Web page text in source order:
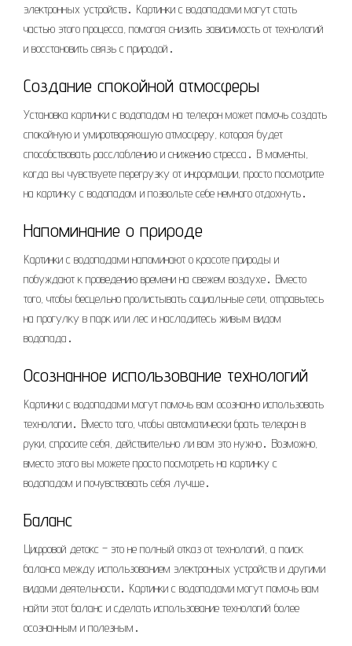
электронных устройств․ Картинки с водопадами могут стать
частью этого процесса, помогая снизить зависимость от технологий
и восстановить связь с природой․
Создание спокойной атмосферы
Установка картинки с водопадом на телефон может помочь создать
спокойную и умиротворяющую атмосферу, которая будет
способствовать расслаблению и снижению стресса․ В моменты,
когда вы чувствуете перегрузку от информации, просто посмотрите
на картинку с водопадом и позвольте себе немного отдохнуть․
Напоминание о природе
Картинки с водопадами напоминают о красоте природы и
побуждают к проведению времени на свежем воздухе․ Вместо
того, чтобы бесцельно пролистывать социальные сети, отправьтесь
на прогулку в парк или лес и насладитесь живым видом
водопада․
Осознанное использование технологий
Картинки с водопадами могут помочь вам осознанно использовать
технологии․ Вместо того, чтобы автоматически брать телефон в
руки, спросите себя, действительно ли вам это нужно․ Возможно,
вместо этого вы можете просто посмотреть на картинку с
водопадом и почувствовать себя лучше․
Баланс
Цифровой детокс – это не полный отказ от технологий, а поиск
баланса между использованием электронных устройств и другими
видами деятельности․ Картинки с водопадами могут помочь вам
найти этот баланс и сделать использование технологий более
осознанным и полезным․